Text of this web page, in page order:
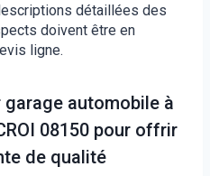
détaillées des
doivent être en
ligne.
automobile à
08150 pour offrir
de qualité